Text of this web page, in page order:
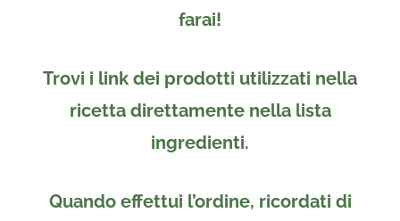
farai!
Trovi i link dei prodotti utilizzati nella
ricetta direttamente nella lista
ingredienti.
Quando effettui l’ordine, ricordati di